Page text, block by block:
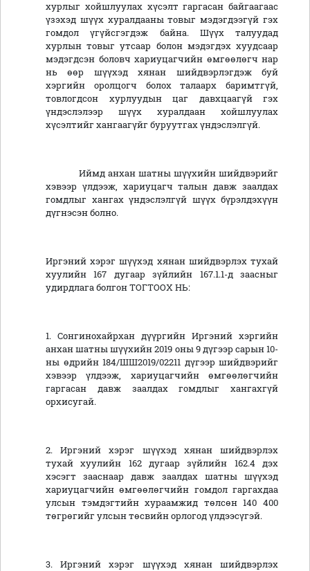
хурлыг хойшлуулах хүсэлт гаргасан байгаагаас
үзэхэд шүүх хуралдааны товыг мэдэгдээгүй гэх
гомдол үгүйсгэгдэж байна. Шүүх талуудад
хурлын товыг утсаар болон мэдэгдэх хуудсаар
мэдэгдсэн боловч хариуцагчийн өмгөөлөгч нар
нь өөр шүүхэд хянан шийдвэрлэгдэж буй
хэргийн оролцогч болох талаарх баримтгүй,
товлогдсон хурлуудын цаг давхцаагүй гэх
үндэслэлээр шүүх хуралдаан хойшлуулах
хүсэлтийг хангаагүйг буруутгах үндэслэлгүй.
Иймд анхан шатны шүүхийн шийдвэрийг
хэвээр үлдээж, хариуцагч талын давж заалдах
гомдлыг хангах үндэслэлгүй шүүх бүрэлдэхүүн
дүгнэсэн болно.
Иргэний хэрэг шүүхэд хянан шийдвэрлэх тухай
хуулийн 167 дугаар зүйлийн 167.1.1-д заасныг
удирдлага болгон ТОГТООХ НЬ:
1. Сонгинохайрхан дүүргийн Иргэний хэргийн
анхан шатны шүүхийн 2019 оны 9 дүгээр сарын 10-
ны өдрийн 184/ШШ2019/02211 дүгээр шийдвэрийг
хэвээр үлдээж, хариуцагчийн өмгөөлөгчийн
гаргасан давж заалдах гомдлыг хангахгүй
орхисугай.
2. Иргэний хэрэг шүүхэд хянан шийдвэрлэх
тухай хуулийн 162 дугаар зүйлийн 162.4 дэх
хэсэгт зааснаар давж заалдах шатны шүүхэд
хариуцагчийн өмгөөлөгчийн гомдол гаргахдаа
улсын тэмдэгтийн хураамжид төлсөн 140 400
төгрөгийг улсын төсвийн орлогод үлдээсүгэй.
3. Иргэний хэрэг шүүхэд хянан шийдвэрлэх